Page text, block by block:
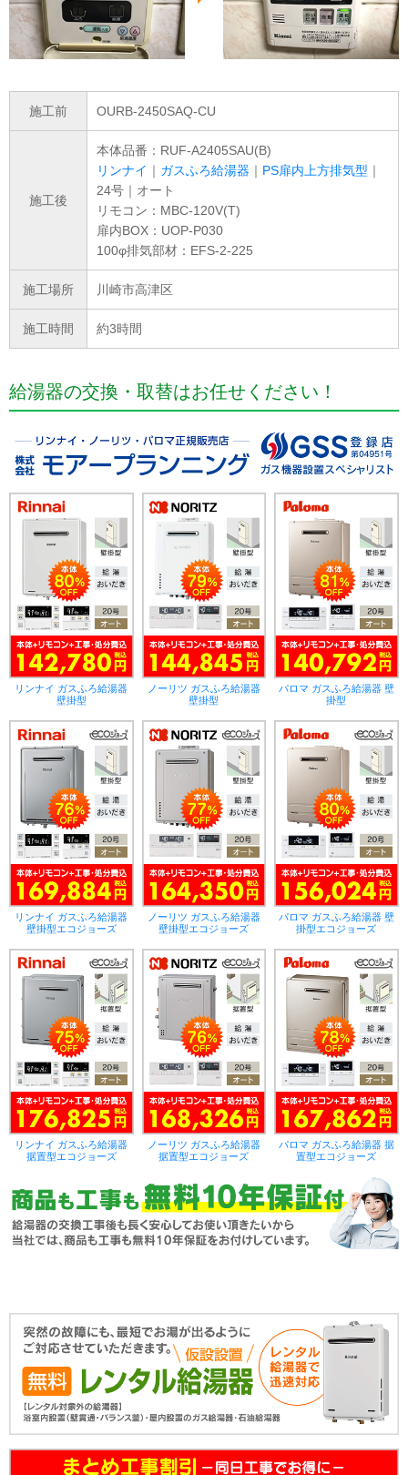
施工前 OURB-2450SAQ-CU
施工後
本体品番：RUF-A2405SAU(B)
リンナイ ｜ ガスふろ給湯器 ｜ PS扉内上方排気型 ｜
24号｜オート
リモコン：MBC-120V(T)
扉内BOX：UOP-P030
100φ排気部材：EFS-2-225
施工場所 川崎市高津区
施工時間 約3時間
給湯器の交換・取替はお任せください！
リンナイ ガスふろ給湯器
壁掛型
ノーリツ ガスふろ給湯器
壁掛型
パロマ ガスふろ給湯器 壁
掛型
リンナイ ガスふろ給湯器
壁掛型エコジョーズ
ノーリツ ガスふろ給湯器
壁掛型エコジョーズ
パロマ ガスふろ給湯器 壁
掛型エコジョーズ
リンナイ ガスふろ給湯器
据置型エコジョーズ
ノーリツ ガスふろ給湯器
据置型エコジョーズ
パロマ ガスふろ給湯器 据
置型エコジョーズ